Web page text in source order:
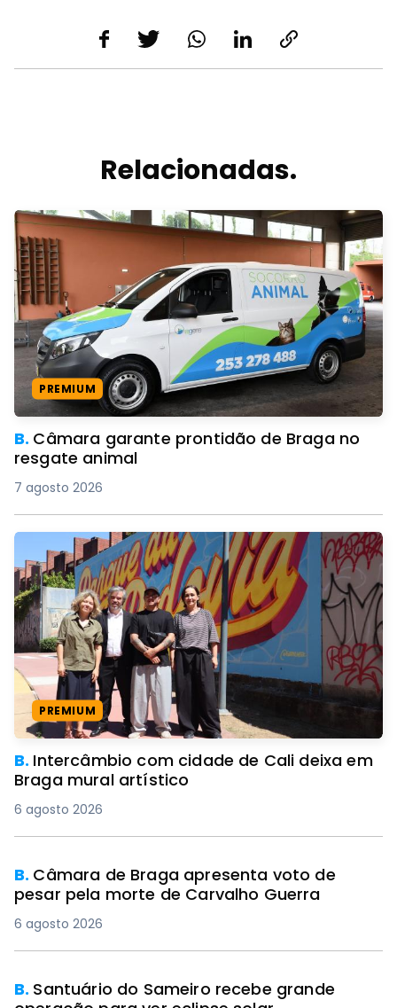
Relacionadas.
PREMIUM
B. Câmara garante prontidão de Braga no
resgate animal
7 agosto 2026
PREMIUM
B. Intercâmbio com cidade de Cali deixa em
Braga mural artístico
6 agosto 2026
B. Câmara de Braga apresenta voto de
pesar pela morte de Carvalho Guerra
6 agosto 2026
B. Santuário do Sameiro recebe grande